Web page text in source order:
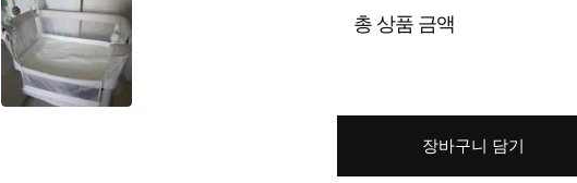
총 상품 금액
장바구니 담기